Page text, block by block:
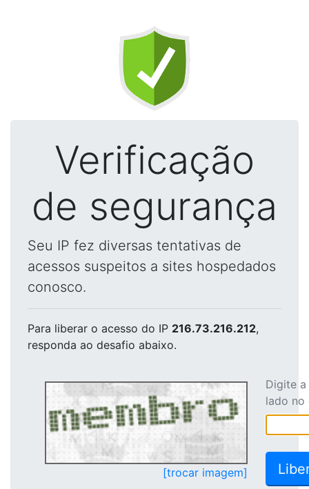
Verificação
de segurança
Seu IP fez diversas tentativas de
acessos suspeitos a sites hospedados
conosco.
Para liberar o acesso do IP 216.73.216.212,
responda ao desafio abaixo.
[trocar imagem]
Digite
lado no